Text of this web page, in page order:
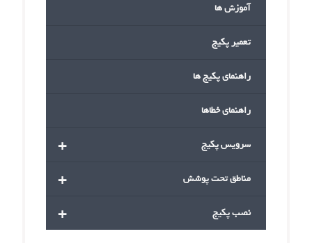
آموزش ها
تعمیر پکیج
راهنمای پکیج ها
راهنمای خطاها
+ سرویس پکیج
+ مناطق تحت پوشش
+ نصب پکیج